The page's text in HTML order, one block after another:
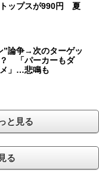
トップスが990円 夏
”論争→次のターゲッ
？ 「パーカーもダ
」…悲鳴も
と見る
る